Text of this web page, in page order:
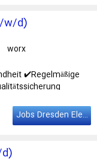
Jobwechsel -
…w/d)
worx
ent GmbH
✔️Regelmäßige
(m/w/d),
o.ä.) mit Du hast ein
zukunftsorientiert.
Jobs Dresden Elektroniker